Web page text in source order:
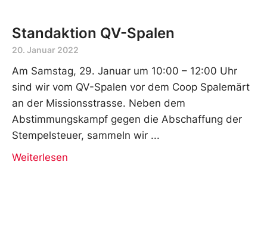
Standaktion QV-Spalen
20. Januar 2022
Am Samstag, 29. Januar um 10:00 – 12:00 Uhr
sind wir vom QV-Spalen vor dem Coop Spalemärt
an der Missionsstrasse. Neben dem
Abstimmungskampf gegen die Abschaffung der
Stempelsteuer, sammeln wir
Weiterlesen